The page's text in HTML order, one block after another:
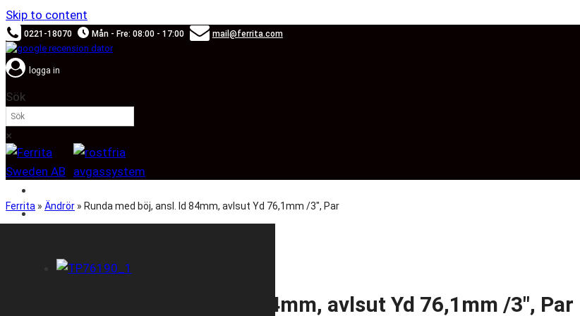
Skip to content
0221-18070 Mån - Fre: 08:00 - 17:00 mail@ferrita.com
logga in
Sök
×
BILMÄRKEN
Ferrita » Ändrör » Runda med böj, ansl. Id 84mm, avlsut Yd 76,1mm /3″, Par
Runda med böj, ansl. Id 84mm, avlsut Yd 76,1mm /3″, Par